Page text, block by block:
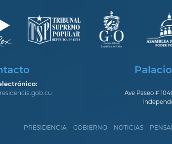
Ave Paseo #
PRESIDENCIA GOBIERNO NOTICIAS